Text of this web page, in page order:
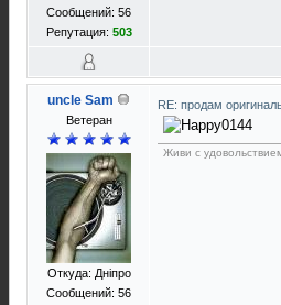
Сообщений: 56
Репутация: 503
uncle Sam
Ветеран
Откуда: Днiпро
Сообщений: 56
RE: продам
Живи с